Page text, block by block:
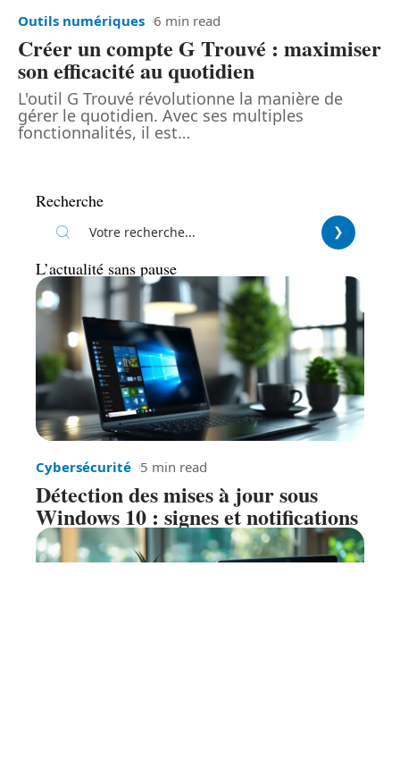
Outils numériques 6 min read
Créer un compte G Trouvé : maximiser
son efficacité au quotidien
L'outil G Trouvé révolutionne la manière de
gérer le quotidien. Avec ses multiples
fonctionnalités, il est…
Recherche
L’actualité sans pause
Cybersécurité 5 min read
Détection des mises à jour sous
Windows 10 : signes et notifications